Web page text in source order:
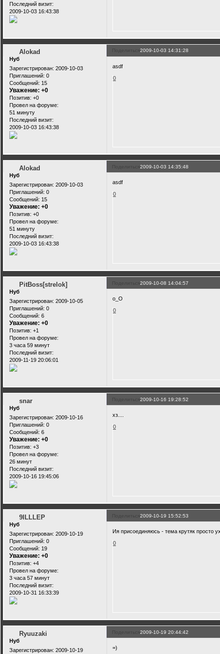
Последний визит:
2009-10-03 16:43:38
Поделиться2009-10-03 14:31:28
Alokad
Нуб
Зарегистрирован: 2009-10-03
Приглашений: 0
Сообщений: 15
Уважение: +0
Позитив: +0
Провел на форуме:
51 минуту
Последний визит:
2009-10-03 16:43:38
asdf
0
Поделиться2009-10-03 14:35:48
Alokad
Нуб
Зарегистрирован: 2009-10-03
Приглашений: 0
Сообщений: 15
Уважение: +0
Позитив: +0
Провел на форуме:
51 минуту
Последний визит:
2009-10-03 16:43:38
asdf
0
Поделиться2009-10-08 14:04:57
PitBoss[strelok]
Нуб
Зарегистрирован: 2009-10-05
Приглашений: 0
Сообщений: 6
Уважение: +0
Позитив: +1
Провел на форуме:
3 часа 59 минут
Последний визит:
2009-11-19 20:06:01
о_О
0
Поделиться2009-10-16 19:28:52
snar
Нуб
Зарегистрирован: 2009-10-16
Приглашений: 0
Сообщений: 6
Уважение: +0
Позитив: +3
Провел на форуме:
26 минут
Последний визит:
2009-10-16 19:45:06
хз....
0
Поделиться2009-10-19 15:52:53
9ILLLEP
Нуб
Зарегистрирован: 2009-10-19
Приглашений: 0
Сообщений: 19
Уважение: +0
Позитив: +4
Провел на форуме:
3 часа 57 минут
Последний визит:
2009-10-31 16:33:39
Ия присоединяюсь - тема крутяк просто
0
Поделиться2009-10-19 20:44:42
Ryuuzaki
Нуб
Зарегистрирован: 2009-10-19 =)